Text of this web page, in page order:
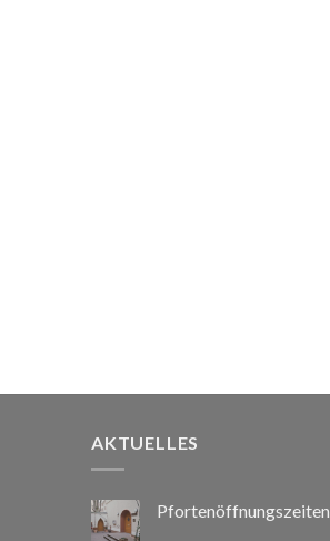
AKTUELLES
Pfortenöffnungszeiten